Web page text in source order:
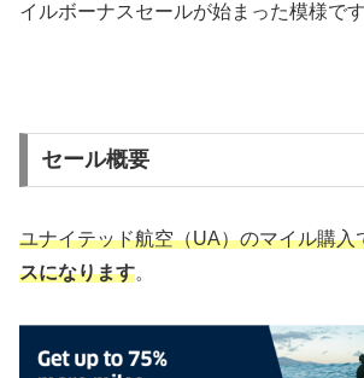
イルボーナスセールが始まった模様です
セール概要
ユナイテッド航空（UA）のマイル購入
スになります。